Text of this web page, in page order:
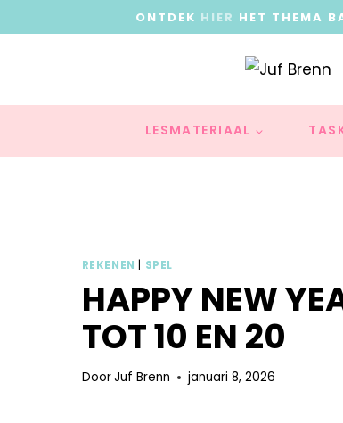
ONTDEK HIER HET THEMA
LESMATERIAAL
REKENEN SPEL
HAPPY NEW
TOT 10 EN 20
DoorJuf Brenn januari 8, 2026